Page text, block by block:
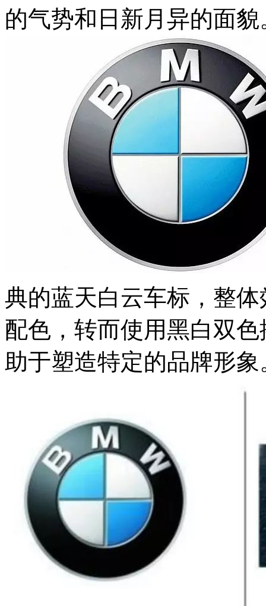
的气势和日新月异的面貌
典的蓝天白云车标，整
配色，转而使用黑白双
助于塑造特定的品牌形象